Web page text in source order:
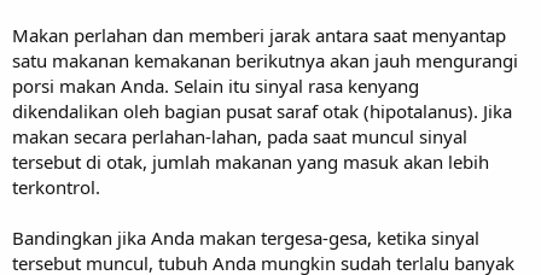
Makan perlahan dan memberi jarak antara saat menyantap
satu makanan kemakanan berikutnya akan jauh mengurangi
porsi makan Anda. Selain itu sinyal rasa kenyang
dikendalikan oleh bagian pusat saraf otak (hipotalanus). Jika
makan secara perlahan-lahan, pada saat muncul sinyal
tersebut di otak, jumlah makanan yang masuk akan lebih
terkontrol.
Bandingkan jika Anda makan tergesa-gesa, ketika sinyal
tersebut muncul, tubuh Anda mungkin sudah terlalu banyak